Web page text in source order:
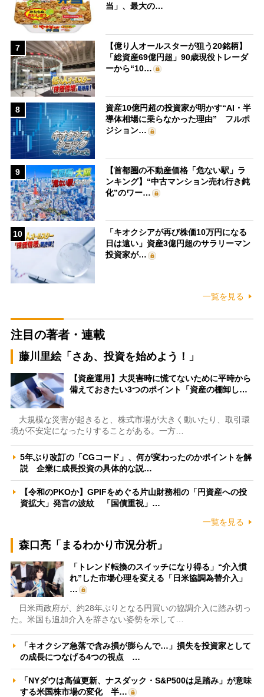
当」、最大の…
7
【億り人オールスターが狙う20銘柄】
「総資産69億円超」90歳現役トレーダ
ーから“10…
8
資産10億円超の投資家が明かす“AI・半
導体相場に乗らなかった理由” フルポ
ジション…
9
【首都圏の不動産価格「危ない駅」ラ
ンキング】“中古マンション売れ行き鈍
化”のワー…
10
「キオクシアが再び株価10万円になる
日は遠い」資産3億円超のサラリーマン
投資家が…
一覧を見る
注目の著者・連載
藤川里絵「さあ、投資を始めよう！」
【資産運用】大災害時に慌てないために平時から
備えておきたい3つのポイント「資産の棚卸し…
大規模な災害が起きると、株式市場が大きく動いたり、取引環
境が不安定になったりすることがある。一方…
5年ぶり改訂の「CGコード」、何が変わったのかポイントを解
説 企業に成長投資の具体的な説…
【令和のPKOか】GPIFをめぐる片山財務相の「円資産への投
資拡大」発言の波紋 「国債重視」…
一覧を見る
森口亮「まるわかり市況分析」
「トレンド転換のスイッチになり得る」“介入慣
れ”した市場心理を変える「日米協調為替介入」
…
日米両政府が、約28年ぶりとなる円買いの協調介入に踏み切っ
た。米国も追加介入を辞さない姿勢を示して…
「キオクシア急落で含み損が膨らんで…」損失を投資家として
の成長につなげる4つの視点 …
「NYダウは高値更新、ナスダック・S&P500は足踏み」が意味
する米国株市場の変化 半…